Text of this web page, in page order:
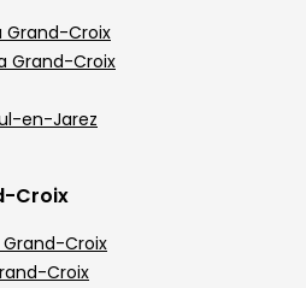
Lorette
Grand-Croix
Grand-Croix
en-Jarez
Croix
Croix
Croix